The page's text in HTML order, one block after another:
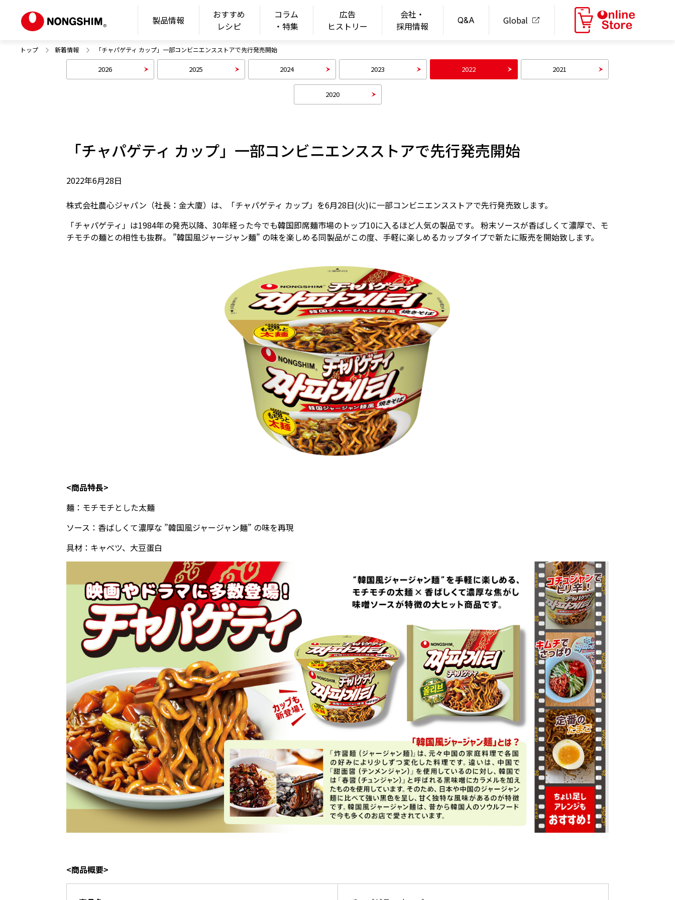
NONGSHIM
製品情報
おすすめ
レシピ
コラム
・特集
広告
ヒストリー
会社・
採用情報
Q&A Global
トップ 新着情報 「チャパゲティ カップ」一部コンビニエンスストアで先行発売開始
2026 2025 2024 2023 2022 2021
2020
「チャパゲティ カップ」一部コンビニエンスストアで先行発売開始
2022年6月28日
株式会社農心ジャパン（社長：金大廈）は、「チャパゲティ カップ」を6月28日(火)に一部コンビニエンスストアで先行発売致します。
「チャパゲティ」は1984年の発売以降、30年経った今でも韓国即席麺市場のトップ10に入るほど人気の製品です。 粉末ソースが香ばしくて濃厚で、モ
チモチの麺との相性も抜群。 ”韓国風ジャージャン麺” の味を楽しめる同製品がこの度、手軽に楽しめるカップタイプで新たに販売を開始致します。
<商品特長>
麺：モチモチとした太麺
ソース：香ばしくて濃厚な ”韓国風ジャージャン麺” の味を再現
具材：キャベツ、大豆蛋白
<商品概要>